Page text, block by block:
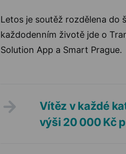
Letos je soutěž rozdělena do
každodenním životě jde o
Solution App a Smart Prague.
Vítěz v každé
výši 20 000 Kč